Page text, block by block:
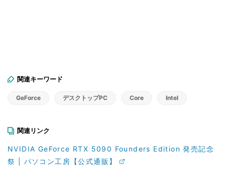
関連キーワード
GeForce デスクトップPC Core Intel
関連リンク
NVIDIA GeForce RTX 5090 Founders Edition 発売記念
祭 | パソコン工房【公式通販】